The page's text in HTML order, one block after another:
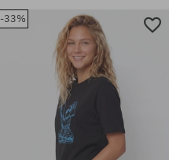
Dostępne rozmiary:
-33%